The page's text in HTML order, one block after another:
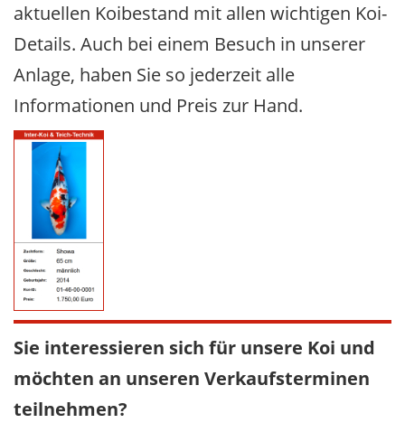
aktuellen Koibestand mit allen wichtigen Koi-
Details. Auch bei einem Besuch in unserer
Anlage, haben Sie so jederzeit alle
Informationen und Preis zur Hand.
Sie interessieren sich für unsere Koi und
möchten an unseren Verkaufsterminen
teilnehmen?